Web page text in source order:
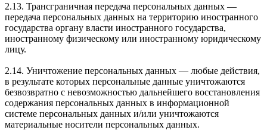
2.13. Трансграничная передача персональных данных —
передача персональных данных на территорию иностранного
государства органу власти иностранного государства,
иностранному физическому или иностранному юридическому
лицу.
2.14. Уничтожение персональных данных — любые действия,
в результате которых персональные данные уничтожаются
безвозвратно с невозможностью дальнейшего восстановления
содержания персональных данных в информационной
системе персональных данных и/или уничтожаются
материальные носители персональных данных.